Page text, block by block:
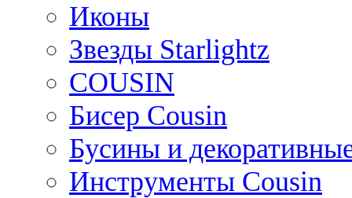
Иконы
Звезды Starlightz
COUSIN
Бисер Cousin
Бусины и
Инструменты Cousin